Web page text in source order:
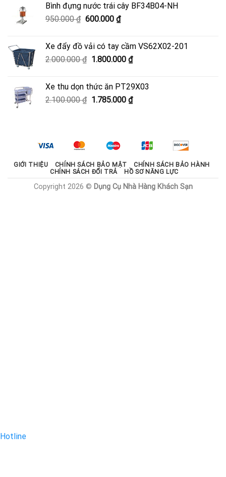
3.700.000 ₫.là:
Bình đựng nước trái cây BF34B04-NH
950.000₫ Giá
950.000 ₫.
600.000 ₫Giá
là:
600.000 ₫.
Xe đẩy đồ vải có tay cầm VS62X02-201
2.000.000₫ Giá
2.000.000 ₫.
1.800.000 ₫Giá
là:
1.800.000 ₫.
Xe thu dọn thức ăn PT29X03
2.100.000₫ Giá
1.785.000 ₫Giá
1.785.000 ₫.
GIỚI THIỆU CHÍNH SÁCH BẢO MẬT
CHÍNH SÁCH BẢO HÀNH
CHÍNH SÁCH ĐỔI TRẢ
HỒ SƠ NĂNG LỰC
Copyright 2026 © Dụng Cụ Nhà Hàng Khách Sạn
Hotline